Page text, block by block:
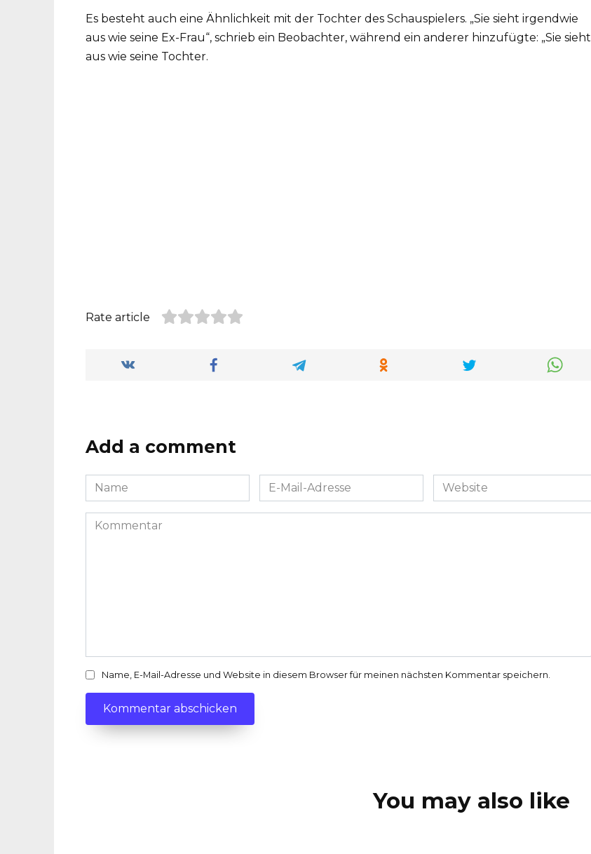
Es besteht auch eine Ähnlichkeit mit der Tochter des Schauspielers. „Sie sieht irgendwie
aus wie seine Ex-Frau“, schrieb ein Beobachter, während ein anderer hinzufügte: „Sie sieht
aus wie seine Tochter.
Rate article
Add a comment
Name
*
E-
Mail-
Adresse
Website
Kommentar
Name, E-Mail-Adresse und Website in diesem Browser für meinen nächsten Kommentar speichern.
You may also like